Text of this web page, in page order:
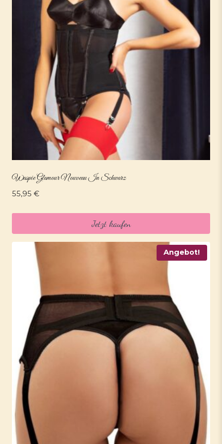
Waspie Glamour Nouveau In Schwarz
55,95 €
Jetzt kaufen
Angebot!